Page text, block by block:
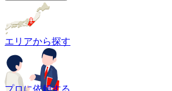
エリアから探す
プロに依頼する